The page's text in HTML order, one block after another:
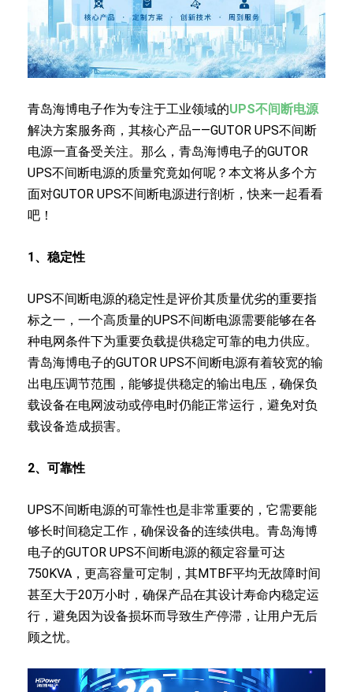
青岛海博电子作为专注于工业领域的UPS不间断电源
解决方案服务商，其核心产品——GUTOR UPS不间断
电源一直备受关注。那么，青岛海博电子的GUTOR
UPS不间断电源的质量究竟如何呢？本文将从多个方
面对GUTOR UPS不间断电源进行剖析，快来一起看看
吧！
1、 稳定性
UPS不间断电源的稳定性是评价其质量优劣的重要指
标之一，一个高质量的UPS不间断电源需要能够在各
种电网条件下为重要负载提供稳定可靠的电力供应。
青岛海博电子的GUTOR UPS不间断电源有着较宽的输
出电压调节范围，能够提供稳定的输出电压，确保负
载设备在电网波动或停电时仍能正常运行，避免对负
载设备造成损害。
2、 可靠性
UPS不间断电源的可靠性也是非常重要的，它需要能
够长时间稳定工作，确保设备的连续供电。青岛海博
电子的GUTOR UPS不间断电源的额定容量可达
750KVA，更高容量可定制，其MTBF平均无故障时间
甚至大于20万小时，确保产品在其设计寿命内稳定运
行，避免因为设备损坏而导致生产停滞，让用户无后
顾之忧。